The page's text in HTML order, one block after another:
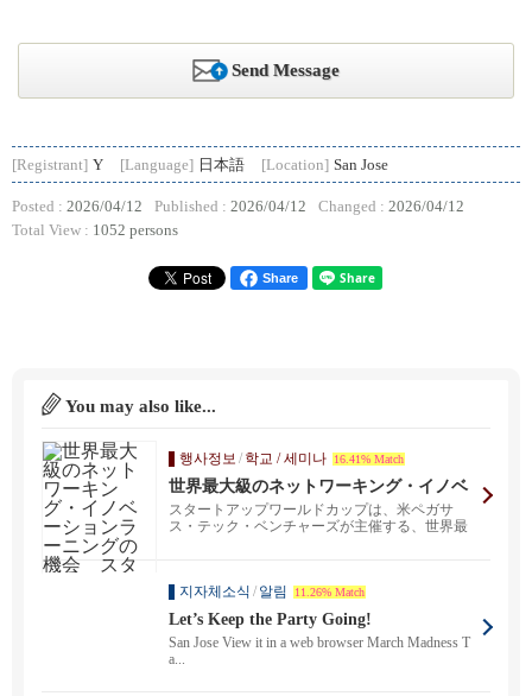
Send Message
[Registrant] Y [Language] 日本語 [Location] San Jose
Posted : 2026/04/12 Published : 2026/04/12 Changed : 2026/04/12
Total View : 1052 persons
Share
You may also like...
행사정보 / 학교 / 세미나 16.41% Match
世界最大級のネットワーキング・イノベ
ーションラーニングの機会 スタートア
ップワールドカップ 2022 決勝戦！
スタートアップワールドカップは、米ペガサ
ス・テック・ベンチャーズが主催する、世界最
지자체소식 / 알림 11.26% Match
Let’s Keep the Party Going!
San Jose View it in a web browser March Madness T
a...